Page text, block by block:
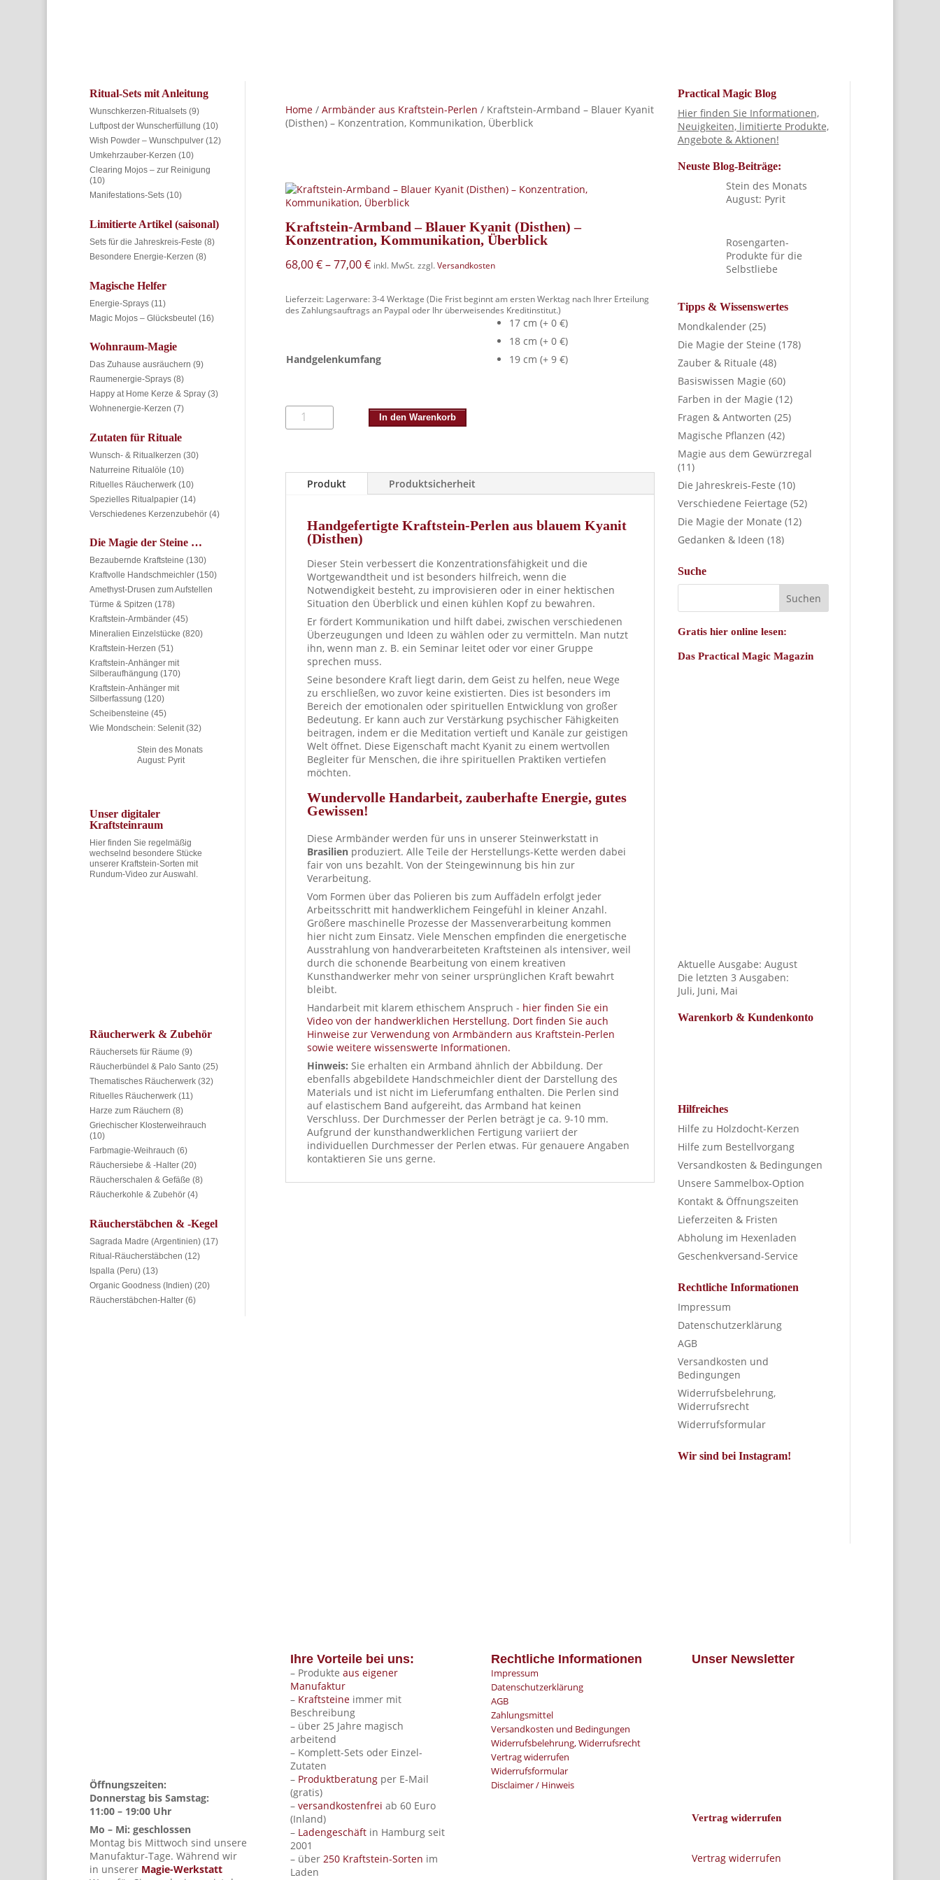
Ritual-Sets mit Anleitung
Wunschkerzen-Ritualsets(9)
Luftpost der Wunscherfüllung (10)
Wish Powder – Wunschpulver(12)
Umkehrzauber-Kerzen (10)
Clearing Mojos – zur Reinigung
(10)
Manifestations-Sets(10)
Limitierte Artikel (saisonal)
Sets für die Jahreskreis-Feste (8)
Besondere Energie-Kerzen (8)
Magische Helfer
Energie-Sprays(11)
Magic Mojos – Glücksbeutel (16)
Wohnraum-Magie
Das Zuhause ausräuchern (9)
Raumenergie-Sprays(8)
Happy at Home Kerze & Spray(3)
Wohnenergie-Kerzen (7)
Zutaten für Rituale
Wunsch- & Ritualkerzen (30)
Naturreine Ritualöle (10)
Rituelles Räucherwerk(10)
Spezielles Ritualpapier(14)
Verschiedenes Kerzenzubehör(4)
Die Magie der Steine …
Bezaubernde Kraftsteine (130)
Kraftvolle Handschmeichler (150)
Amethyst-Drusen zum Aufstellen
Türme & Spitzen (178)
Kraftstein-Armbänder(45)
Mineralien Einzelstücke (820)
Kraftstein-Herzen (51)
Kraftstein-Anhänger mit
Silberaufhängung (170)
Kraftstein-Anhänger mit
Silberfassung (120)
Scheibensteine (45)
Wie Mondschein: Selenit(32)
Stein des Monats
August: Pyrit
Unser digitaler
Kraftsteinraum
Hier finden Sie regelmäßig
wechselnd besondere Stücke
unserer Kraftstein-Sorten mit
Rundum-Video zur Auswahl.
Räucherwerk & Zubehör
Räuchersets für Räume (9)
Räucherbündel & Palo Santo (25)
Thematisches Räucherwerk(32)
Rituelles Räucherwerk(11)
Harze zum Räuchern (8)
Griechischer Klosterweihrauch
(10)
Farbmagie-Weihrauch (6)
Räuchersiebe & -Halter(20)
Räucherschalen & Gefäße (8)
Räucherkohle & Zubehör(4)
Räucherstäbchen & -Kegel
Sagrada Madre (Argentinien)(17)
Ritual-Räucherstäbchen (12)
Ispalla (Peru)(13)
Organic Goodness (Indien) (20)
Räucherstäbchen-Halter(6)
Home / Armbänder aus Kraftstein-Perlen / Kraftstein-Armband – Blauer Kyanit
(Disthen) – Konzentration, Kommunikation, Überblick
Kraftstein-Armband – Blauer Kyanit (Disthen) –
Konzentration, Kommunikation, Überblick
68,00€–77,00€ inkl. MwSt. zzgl.Versandkosten
Lieferzeit: Lagerware: 3-4 Werktage (Die Frist beginnt am ersten Werktag nach Ihrer Erteilung
des Zahlungsauftrags an Paypal oder Ihr überweisendes Kreditinstitut.)
Handgelenkumfang
17 cm (+ 0 €)
18 cm (+ 0 €)
19 cm (+ 9 €)
Kraftstein-
Armband
(Disthen)
Kommunikation,
Überblick
Menge
In den Warenkorb
Produkt Produktsicherheit
Handgefertigte Kraftstein-Perlen aus blauem Kyanit
(Disthen)
Dieser Stein verbessert die Konzentrationsfähigkeit und die
Wortgewandtheit und ist besonders hilfreich, wenn die
Notwendigkeit besteht, zu improvisieren oder in einer hektischen
Situation den Überblick und einen kühlen Kopf zu bewahren.
Er fördert Kommunikation und hilft dabei, zwischen verschiedenen
Überzeugungen und Ideen zu wählen oder zu vermitteln. Man nutzt
ihn, wenn man z. B. ein Seminar leitet oder vor einer Gruppe
sprechen muss.
Seine besondere Kraft liegt darin, dem Geist zu helfen, neue Wege
zu erschließen, wo zuvor keine existierten. Dies ist besonders im
Bereich der emotionalen oder spirituellen Entwicklung von großer
Bedeutung. Er kann auch zur Verstärkung psychischer Fähigkeiten
beitragen, indem er die Meditation vertieft und Kanäle zur geistigen
Welt öffnet. Diese Eigenschaft macht Kyanit zu einem wertvollen
Begleiter für Menschen, die ihre spirituellen Praktiken vertiefen
möchten.
Wundervolle Handarbeit, zauberhafte Energie, gutes
Gewissen!
Diese Armbänder werden für uns in unserer Steinwerkstatt in
Brasilien produziert. Alle Teile der Herstellungs-Kette werden dabei
fair von uns bezahlt. Von der Steingewinnung bis hin zur
Verarbeitung.
Vom Formen über das Polieren bis zum Auffädeln erfolgt jeder
Arbeitsschritt mit handwerklichem Feingefühl in kleiner Anzahl.
Größere maschinelle Prozesse der Massenverarbeitung kommen
hier nicht zum Einsatz. Viele Menschen empfinden die energetische
Ausstrahlung von handverarbeiteten Kraftsteinen als intensiver, weil
durch die schonende Bearbeitung von einem kreativen
Kunsthandwerker mehr von seiner ursprünglichen Kraft bewahrt
bleibt.
Handarbeit mit klarem ethischem Anspruch - hier finden Sie ein
Video von der handwerklichen Herstellung. Dort finden Sie auch
Hinweise zur Verwendung von Armbändern aus Kraftstein-Perlen
sowie weitere wissenswerte Informationen.
Hinweis: Sie erhalten ein Armband ähnlich der Abbildung. Der
ebenfalls abgebildete Handschmeichler dient der Darstellung des
Materials und ist nicht im Lieferumfang enthalten. Die Perlen sind
auf elastischem Band aufgereiht, das Armband hat keinen
Verschluss. Der Durchmesser der Perlen beträgt je ca. 9-10 mm.
Aufgrund der kunsthandwerklichen Fertigung variiert der
individuellen Durchmesser der Perlen etwas. Für genauere Angaben
kontaktieren Sie uns gerne.
Practical Magic Blog
Hier finden Sie Informationen,
Neuigkeiten, limitierte Produkte,
Angebote & Aktionen!
Neuste Blog-Beiträge:
Stein des Monats
August: Pyrit
Rosengarten-
Produkte für die
Selbstliebe
Tipps & Wissenswertes
Mondkalender(25)
Die Magie der Steine (178)
Zauber & Rituale (48)
Basiswissen Magie (60)
Farben in der Magie (12)
Fragen & Antworten (25)
Magische Pflanzen (42)
Magie aus dem Gewürzregal
(11)
Die Jahreskreis-Feste (10)
Verschiedene Feiertage (52)
Die Magie der Monate (12)
Gedanken & Ideen (18)
Suche
Gratis hier online lesen:
Das Practical Magic Magazin
Aktuelle Ausgabe: August
Die letzten 3 Ausgaben:
Juli, Juni, Mai
Warenkorb & Kundenkonto
Hilfreiches
Hilfe zu Holzdocht-Kerzen
Hilfe zum Bestellvorgang
Versandkosten & Bedingungen
Unsere Sammelbox-Option
Kontakt & Öffnungszeiten
Lieferzeiten & Fristen
Abholung im Hexenladen
Geschenkversand-Service
Rechtliche Informationen
Impressum
Datenschutzerklärung
AGB
Versandkosten und
Bedingungen
Widerrufsbelehrung,
Widerrufsrecht
Widerrufsformular
Wir sind bei Instagram!
Öffnungszeiten:
Donnerstag bis Samstag:
11:00 – 19:00 Uhr
Mo – Mi: geschlossen
Montag bis Mittwoch sind unsere
Manufaktur-Tage. Während wir
in unsererMagie-Werkstatt
Ihre Vorteile bei uns:
– Produkte aus eigener
Manufaktur
– Kraftsteineimmer mit
Beschreibung
– über 25 Jahre magisch
arbeitend
– Komplett-Sets oder Einzel-
Zutaten
– Produktberatungper E-Mail
(gratis)
– versandkostenfrei ab 60 Euro
(Inland)
– Ladengeschäftin Hamburg seit
2001
– über 250 Kraftstein-Sorten im
Laden
Rechtliche Informationen
Impressum
Datenschutzerklärung
AGB
Zahlungsmittel
Versandkosten und Bedingungen
Widerrufsbelehrung, Widerrufsrecht
Vertrag widerrufen
Widerrufsformular
Disclaimer / Hinweis
Unser Newsletter
Vertrag widerrufen
Vertrag widerrufen